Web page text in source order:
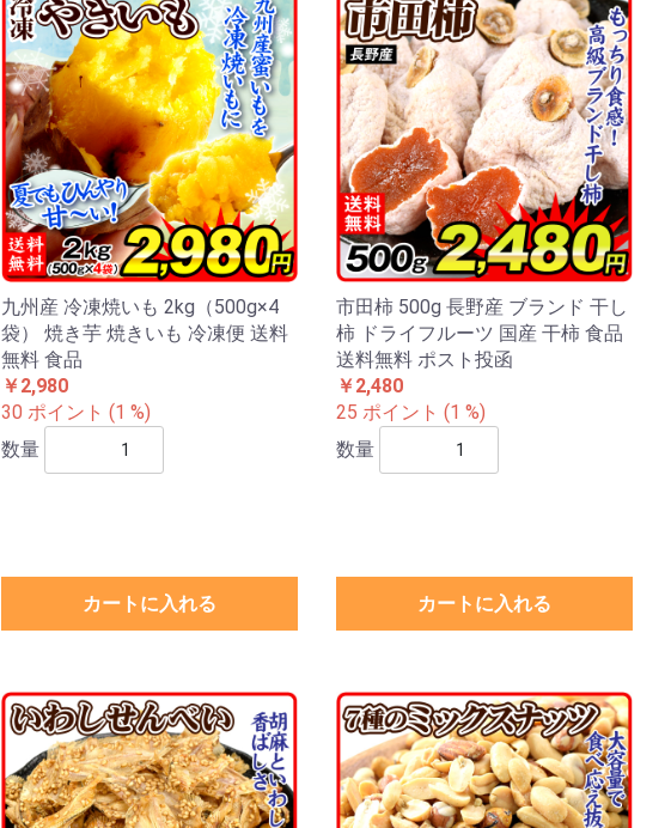
九州産 冷凍焼いも 2kg（500g×4
袋） 焼き芋 焼きいも 冷凍便 送料
無料 食品
￥2,980
30 ポイント (1 %)
数量
カートに入れる
市田柿 500g 長野産 ブランド 干し
柿 ドライフルーツ 国産 干柿 食品
送料無料 ポスト投函
￥2,480
25 ポイント (1 %)
数量
カートに入れる